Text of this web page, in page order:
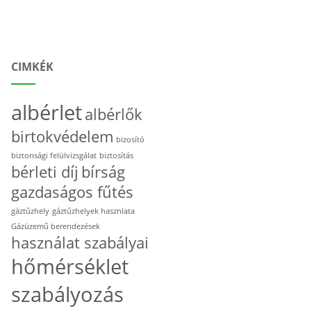
CIMKÉK
albérletalbérlők
birtokvédelem bizosító
biztonsági felülvizsgálat biztosítás
bérleti díj bírság
gazdaságos fűtés
gáztűzhely gáztűzhelyek hasznlata
Gázüzemű berendezések
használat szabályai
hőmérséklet
szabályozás